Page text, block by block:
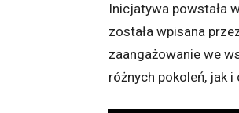
Inicjatywa powstała
została wpisana
zaangażowanie we
różnych pokoleń, jak